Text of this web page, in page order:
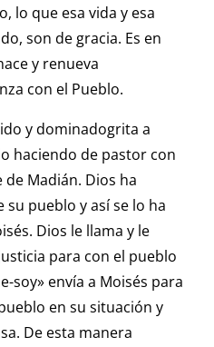
lo que esa vida y esa
son de gracia. Es en
y renueva
con el Pueblo.
y dominadogrita a
haciendo de pastor con
Madián. Dios ha
su pueblo y así se lo ha
Dios le llama y le
para con el pueblo
soy» envía a Moisés para
en su situación y
De esta manera